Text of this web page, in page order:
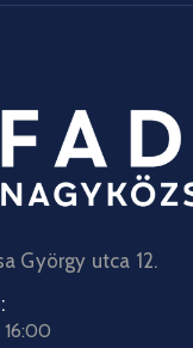
György utca 12.